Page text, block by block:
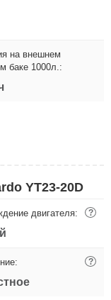
на внешнем
баке 1000л.:
YT23-20D
двигателя: ?
?